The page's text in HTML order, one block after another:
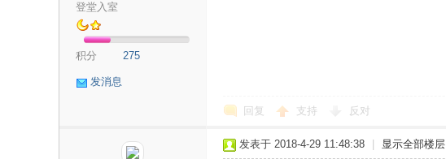
登堂入室
积分 275
发消息
回复 支持 反对
发表于 2018-4-29 11:48:38 显示全部楼层